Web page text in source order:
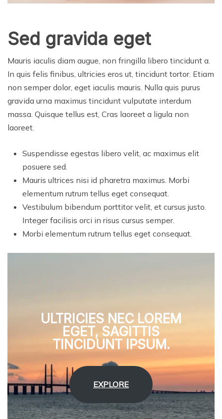
Sed gravida eget
Mauris iaculis diam augue, non fringilla libero tincidunt a.
In quis felis finibus, ultricies eros ut, tincidunt tortor. Etiam
non semper dolor, eget iaculis mauris. Nulla quis purus
gravida urna maximus tincidunt vulputate interdum
massa. Quisque tellus est, Cras laoreet a ligula non
laoreet.
Suspendisse egestas libero velit, ac maximus elit
posuere sed.
Mauris ultrices nisi id pharetra maximus. Morbi
elementum rutrum tellus eget consequat.
Vestibulum bibendum porttitor velit, et cursus justo.
Integer facilisis orci in risus cursus semper.
Morbi elementum rutrum tellus eget consequat.
ULTRICIES NEC LOREM
EGET, SAGITTIS
TINCIDUNT IPSUM.
EXPLORE